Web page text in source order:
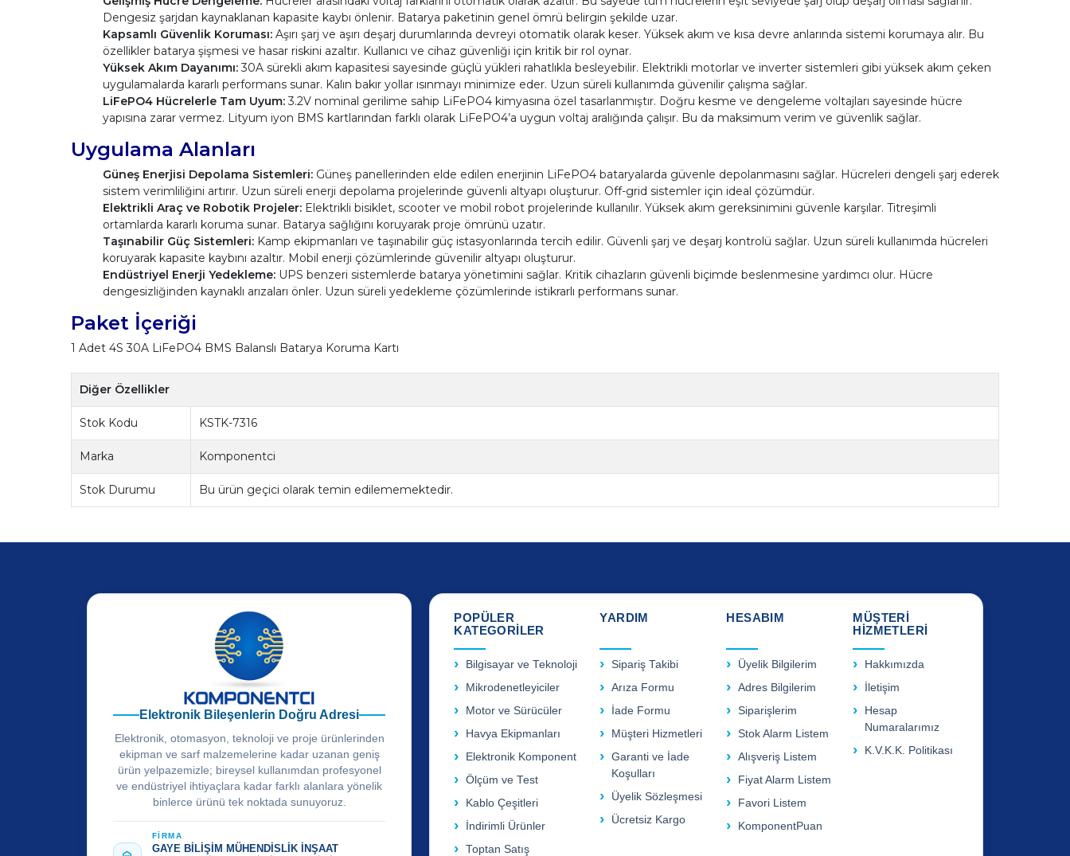
Dengesiz şarjdan kaynaklanan kapasite kaybı önlenir. Batarya paketinin genel ömrü belirgin şekilde uzar.
Kapsamlı Güvenlik Koruması:Aşırı şarj ve aşırı deşarj durumlarında devreyi otomatik olarak keser. Yüksek akım ve kısa devre anlarında sistemi korumaya alır. Bu
özellikler batarya şişmesi ve hasar riskini azaltır. Kullanıcı ve cihaz güvenliği için kritik bir rol oynar.
Yüksek Akım Dayanımı:30A sürekli akım kapasitesi sayesinde güçlü yükleri rahatlıkla besleyebilir. Elektrikli motorlar ve inverter sistemleri gibi yüksek akım çeken
uygulamalarda kararlı performans sunar. Kalın bakır yollar ısınmayı minimize eder. Uzun süreli kullanımda güvenilir çalışma sağlar.
LiFePO4 Hücrelerle Tam Uyum:3.2V nominal gerilime sahip LiFePO4 kimyasına özel tasarlanmıştır. Doğru kesme ve dengeleme voltajları sayesinde hücre
yapısına zarar vermez. Lityum iyon BMS kartlarından farklı olarak LiFePO4’a uygun voltaj aralığında çalışır. Bu da maksimum verim ve güvenlik sağlar.
Uygulama Alanları
Güneş Enerjisi Depolama Sistemleri:Güneş panellerinden elde edilen enerjinin LiFePO4 bataryalarda güvenle depolanmasını sağlar. Hücreleri dengeli şarj ederek
sistem verimliliğini artırır. Uzun süreli enerji depolama projelerinde güvenli altyapı oluşturur. Off-grid sistemler için ideal çözümdür.
Elektrikli Araç ve Robotik Projeler:Elektrikli bisiklet, scooter ve mobil robot projelerinde kullanılır. Yüksek akım gereksinimini güvenle karşılar. Titreşimli
ortamlarda kararlı koruma sunar. Batarya sağlığını koruyarak proje ömrünü uzatır.
Taşınabilir Güç Sistemleri:Kamp ekipmanları ve taşınabilir güç istasyonlarında tercih edilir. Güvenli şarj ve deşarj kontrolü sağlar. Uzun süreli kullanımda hücreleri
koruyarak kapasite kaybını azaltır. Mobil enerji çözümlerinde güvenilir altyapı oluşturur.
Endüstriyel Enerji Yedekleme:UPS benzeri sistemlerde batarya yönetimini sağlar. Kritik cihazların güvenli biçimde beslenmesine yardımcı olur. Hücre
dengesizliğinden kaynaklı arızaları önler. Uzun süreli yedekleme çözümlerinde istikrarlı performans sunar.
Paket İçeriği
1 Adet 4S 30A LiFePO4 BMS Balanslı Batarya Koruma Kartı
Diğer Özellikler
Stok Kodu KSTK-7316
Marka Komponentci
Stok Durumu Bu ürün geçici olarak temin edilememektedir.
Elektronik Bileşenlerin Doğru Adresi
Elektronik, otomasyon, teknoloji ve proje ürünlerinden
ekipman ve sarf malzemelerine kadar uzanan geniş
ürün yelpazemizle; bireysel kullanımdan profesyonel
ve endüstriyel ihtiyaçlara kadar farklı alanlara yönelik
binlerce ürünü tek noktada sunuyoruz.
FİRMA
GAYE BİLİŞİM MÜHENDİSLİK İNŞAAT
POPÜLER
KATEGORİLER
Bilgisayar ve Teknoloji
Mikrodenetleyiciler
Motor ve Sürücüler
Havya Ekipmanları
Elektronik Komponent
Ölçüm ve Test
Kablo Çeşitleri
İndirimli Ürünler
Toptan Satış
YARDIM
Sipariş Takibi
Arıza Formu
İade Formu
Müşteri Hizmetleri
Garanti ve İade
Koşulları
Üyelik Sözleşmesi
Ücretsiz Kargo
HESABIM
Üyelik Bilgilerim
Adres Bilgilerim
Siparişlerim
Stok Alarm Listem
Alışveriş Listem
Fiyat Alarm Listem
Favori Listem
KomponentPuan
MÜŞTERİ
HİZMETLERİ
Hakkımızda
İletişim
Hesap
Numaralarımız
K.V.K.K. Politikası